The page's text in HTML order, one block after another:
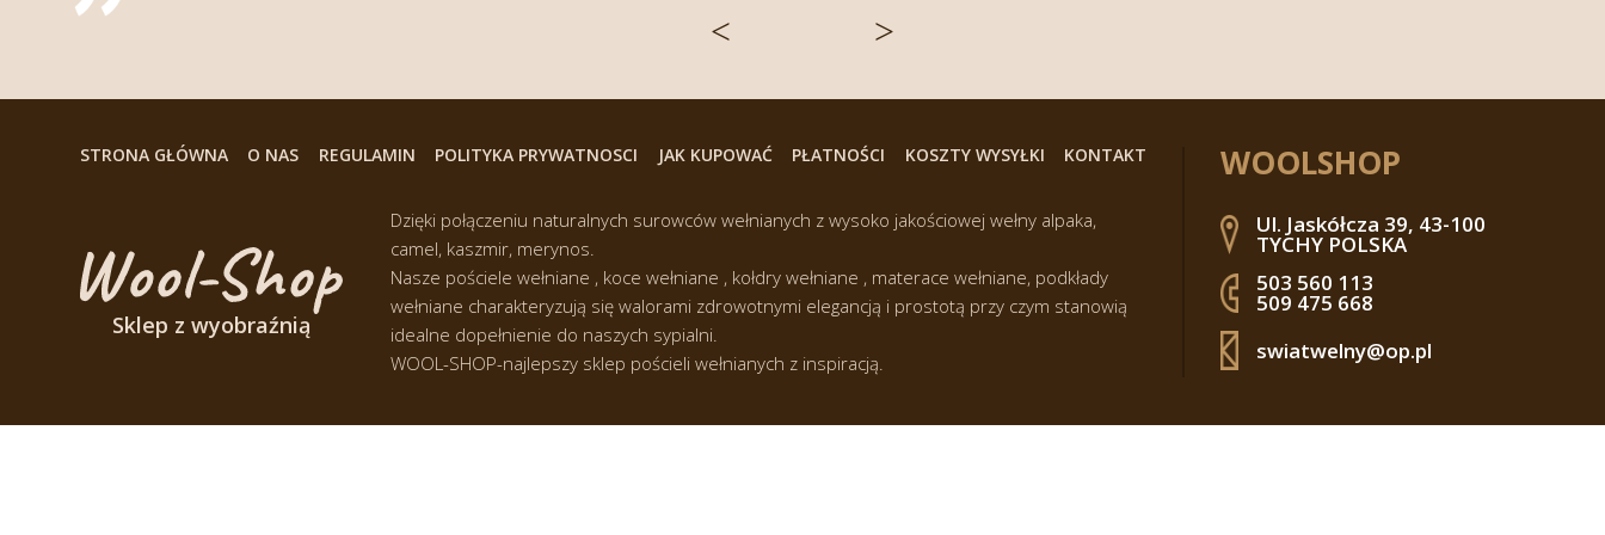
< >
STRONA GŁÓWNA O NAS REGULAMIN POLITYKA PRYWATNOSCI JAK KUPOWAĆ PŁATNOŚCI KOSZTY WYSYŁKI KONTAKT
Sklep z wyobraźnią
Dzięki połączeniu naturalnych surowców wełnianych z wysoko jakościowej wełny alpaka,
camel, kaszmir, merynos.
Nasze pościele wełniane , koce wełniane , kołdry wełniane , materace wełniane, podkłady
wełniane charakteryzują się walorami zdrowotnymi elegancją i prostotą przy czym stanowią
idealne dopełnienie do naszych sypialni.
WOOL-SHOP-najlepszy sklep pościeli wełnianych z inspiracją.
WOOLSHOP
Ul. Jaskółcza 39, 43-100
TYCHY POLSKA
503 560 113
509 475 668
swiatwelny@op.pl